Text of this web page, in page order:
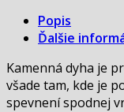
Popis
Ďalšie
Kamenná dyha je
všade tam, kde je
spevnení spodnej